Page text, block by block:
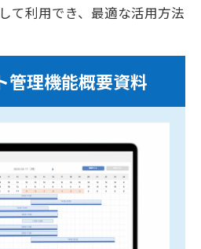
て利用でき、最適な活用方法
理機能概要資料